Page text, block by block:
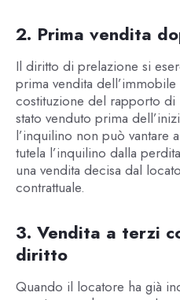
2. Prima vendita
Il diritto di prelazione si
prima vendita
costituzione del rapporto di
stato venduto prima
l’inquilino non può vantare
tutela l’inquilino dalla
una vendita decisa dal
contrattuale.
3. Vendita a terzi
diritto
Quando il locatore ha già